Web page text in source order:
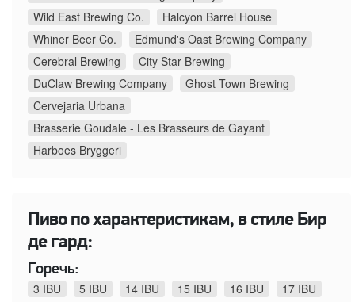
Wild East Brewing Co.
Halcyon Barrel House
Whiner Beer Co.
Edmund's Oast Brewing Company
Cerebral Brewing
City Star Brewing
DuClaw Brewing Company
Ghost Town Brewing
Cervejaria Urbana
Brasserie Goudale - Les Brasseurs de Gayant
Harboes Bryggeri
Пиво по характеристикам, в стиле Бир
де гард:
Горечь:
3 IBU
5 IBU 14 IBU 15 IBU 16 IBU
17 IBU